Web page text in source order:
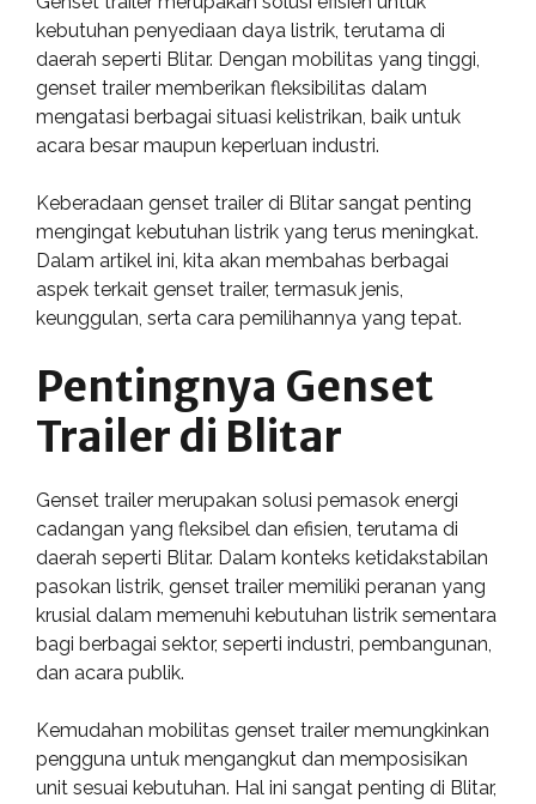
kebutuhan penyediaan daya listrik, terutama di
daerah seperti Blitar. Dengan mobilitas yang tinggi,
genset trailer memberikan fleksibilitas dalam
mengatasi berbagai situasi kelistrikan, baik untuk
acara besar maupun keperluan industri.
Keberadaan genset trailer di Blitar sangat penting
mengingat kebutuhan listrik yang terus meningkat.
Dalam artikel ini, kita akan membahas berbagai
aspek terkait genset trailer, termasuk jenis,
keunggulan, serta cara pemilihannya yang tepat.
Pentingnya Genset
Trailer di Blitar
Genset trailer merupakan solusi pemasok energi
cadangan yang fleksibel dan efisien, terutama di
daerah seperti Blitar. Dalam konteks ketidakstabilan
pasokan listrik, genset trailer memiliki peranan yang
krusial dalam memenuhi kebutuhan listrik sementara
bagi berbagai sektor, seperti industri, pembangunan,
dan acara publik.
Kemudahan mobilitas genset trailer memungkinkan
pengguna untuk mengangkut dan memposisikan
unit sesuai kebutuhan. Hal ini sangat penting di Blitar,